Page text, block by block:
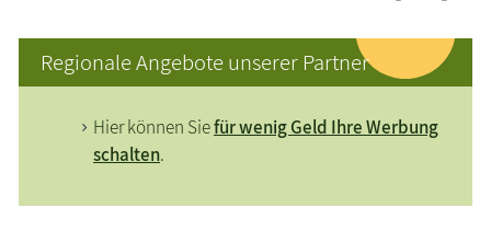
Regionale Angebote unserer Partner
Hier können Siefür wenig Geld Ihre Werbung
schalten.